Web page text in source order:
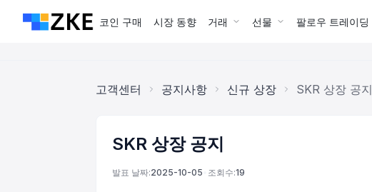
코인 구매 시장 동향 거래 선물 팔로우 트레이딩
고객센터 공지사항 신규 상장 SKR 상장 공지
SKR 상장 공지
발표 날짜:2025-10-05 조회수:19